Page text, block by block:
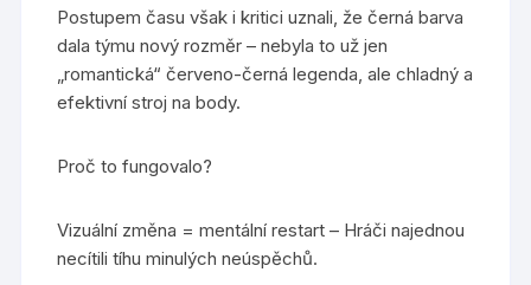
Postupem času však i kritici uznali, že černá barva
dala týmu nový rozměr – nebyla to už jen
„romantická“ červeno-černá legenda, ale chladný a
efektivní stroj na body.
Proč to fungovalo?
Vizuální změna = mentální restart – Hráči najednou
necítili tíhu minulých neúspěchů.